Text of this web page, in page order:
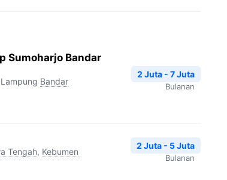
Sumoharjo Bandar
Bandar
2 Juta - 7 Juta
Bulanan
Tengah, Kebumen
2 Juta - 5 Juta
Bulanan